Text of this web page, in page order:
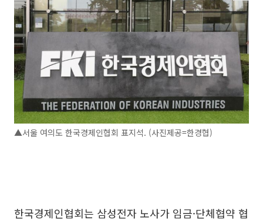
▲서울 여의도 한국경제인협회 표지석. (사진제공=한경협)
한국경제인협회는 삼성전자 노사가 임금·단체협약 협